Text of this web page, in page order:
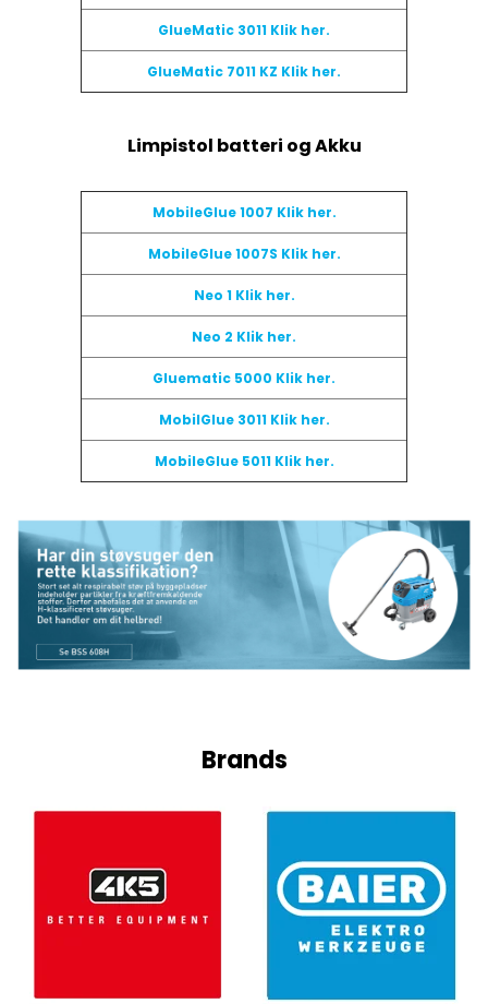
GlueMatic 3011 Klik her.
GlueMatic 7011 KZ Klik her.
Limpistol batteri og Akku
MobileGlue 1007 Klik her.
MobileGlue 1007S Klik her.
Neo 1 Klik her.
Neo 2 Klik her.
Gluematic 5000 Klik her.
MobilGlue 3011 Klik her.
MobileGlue 5011 Klik her.
Brands